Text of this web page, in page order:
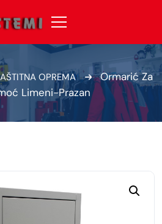
OPREMA
Ormarić Za
Limeni-Prazan